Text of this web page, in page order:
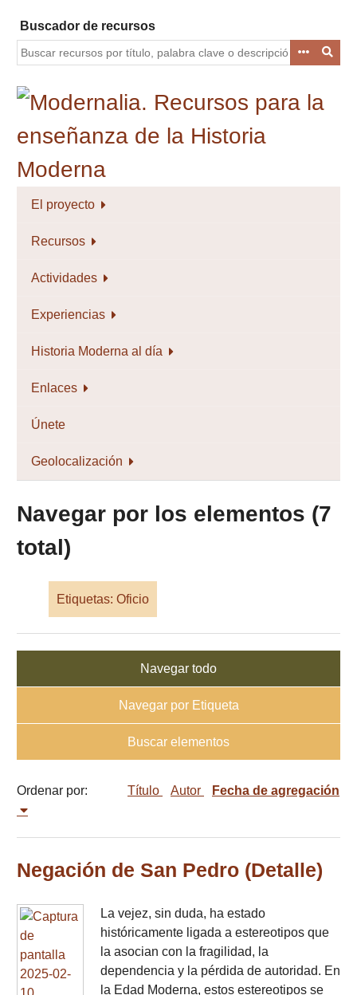
contenido
principal
Buscador de recursos
El proyecto
Recursos
Actividades
Experiencias
Historia Moderna al día
Enlaces
Únete
Geolocalización
Navegar por los elementos (7
total)
Etiquetas: Oficio
Navegar todo
Navegar por Etiqueta
Buscar elementos
Ordenar por: Título Autor Fecha de agregación
Negación de San Pedro (Detalle)
La vejez, sin duda, ha estado
históricamente ligada a estereotipos que
la asocian con la fragilidad, la
dependencia y la pérdida de autoridad. En
la Edad Moderna, estos estereotipos se